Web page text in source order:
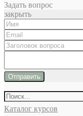
Задать вопрос
закрыть
Отправить
Каталог курсов